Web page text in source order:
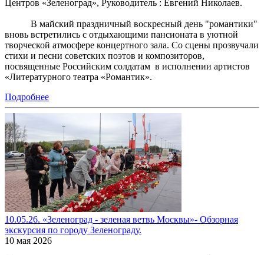
Центров «Зеленоград», Руководитель : Евгений Николаев.
В майский праздничный воскресный день "романтики"
вновь встретились с отдыхающими пансионата в уютной
творческой атмосфере концертного зала. Со сцены прозвучали
стихи и песни советских поэтов и композиторов,
посвященные Российским солдатам в исполнении артистов
«Литературного театра «Романтик».
Подробнее
10.05.26. «Зеленоград - зеленая ветвь Москвы»- Обзорная
экскурсия по городу Зеленограду.
10 мая 2026